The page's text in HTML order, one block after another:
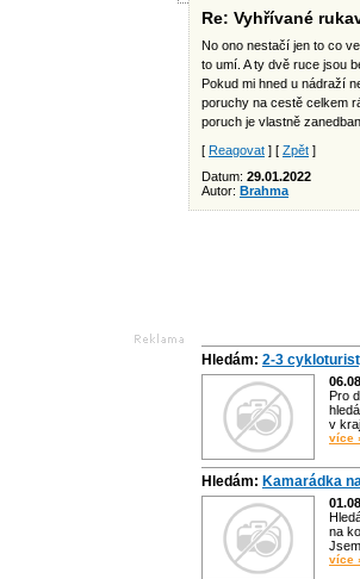
Re: Vyhřívané
No ono nestačí jen to co
to umí. A ty dvě ruce jsou
Pokud mi hned u nádraží
poruchy na cestě celkem
poruch je vlastně
[ Reagovat ] [ Zpět ]
Datum: 29.01.2022
Autor: Brahma
Hledám: 2-3
Pro
v
více
Hledám: Kamarádka
na
více